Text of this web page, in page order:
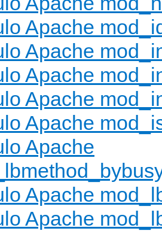
Apache
Apache
Apache
Apache
Apache
Apache
Apache
Apache